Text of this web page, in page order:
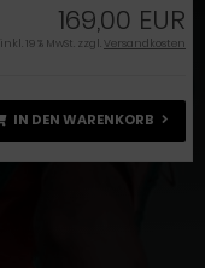
169,00 EUR
inkl. 19 % MwSt. zzgl.Versandkosten
IN DEN WARENKORB